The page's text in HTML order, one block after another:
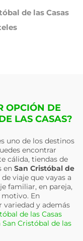
de las Casas
OPCIÓN DE
LAS CASAS?
uno de los destinos
encontrar
cálida, tiendas de
en San Cristóbal de
viaje que vayas a
familiar, en pareja,
En
variedad y además
de las Casas
Cristóbal de las